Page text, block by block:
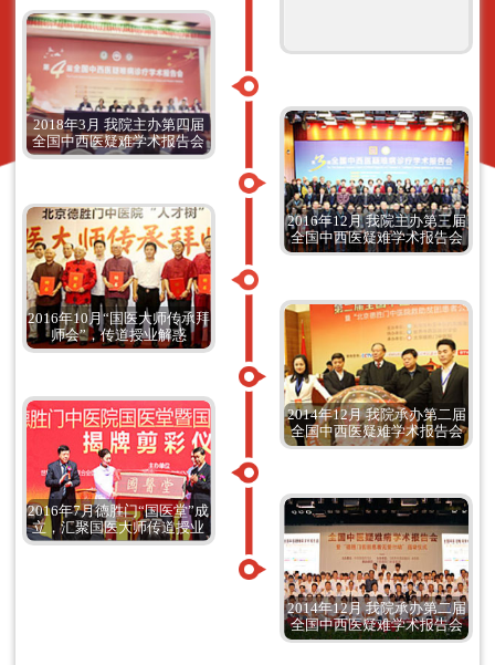
2018年3月 我院主办第四届
全国中西医疑难学术报告会
2016年12月 我院主办第三届
全国中西医疑难学术报告会
2016年10月“国医大师传承拜
师会”，传道授业解惑
2014年12月 我院承办第二届
全国中西医疑难学术报告会
2016年7月德胜门“国医堂”成
立，汇聚国医大师传道授业
2014年12月 我院承办第二届
全国中西医疑难学术报告会